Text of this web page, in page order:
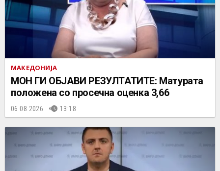
МАКЕДОНИЈА
МОН ГИ ОБЈАВИ РЕЗУЛТАТИТЕ: Матурата
положена со просечна оценка 3,66
06.08.2026. 13:18